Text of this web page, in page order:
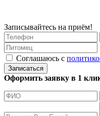
Записывайтесь на приём!
Соглашаюсь с
Записаться
Оформить заявку в 1